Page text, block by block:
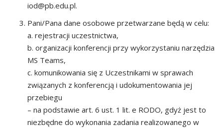
iod@pb.edu.pl.
Pani/Pana dane osobowe przetwarzane będą w celu:
a. rejestracji uczestnictwa,
b. organizacji konferencji przy wykorzystaniu narzędzia
MS Teams,
c. komunikowania się z Uczestnikami w sprawach
związanych z konferencją i udokumentowania jej
przebiegu
– na podstawie art. 6 ust. 1 lit. e RODO, gdyż jest to
niezbędne do wykonania zadania realizowanego w